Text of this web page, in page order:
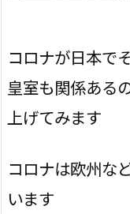
コロナが日本で
皇室も関係ある
上げてみます
コロナは欧州な
います